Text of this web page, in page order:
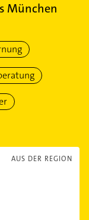
München
AUS DER REGION